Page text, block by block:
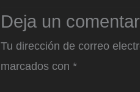
Deja un
Tu dirección de correo
marcados con *